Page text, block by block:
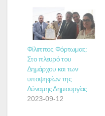
Φίλιππος Φόρτωμας:
Στο πλευρό του
Δημάρχου και των
υποψηφίων της
Δύναμης Δημιουργίας
2023-09-12